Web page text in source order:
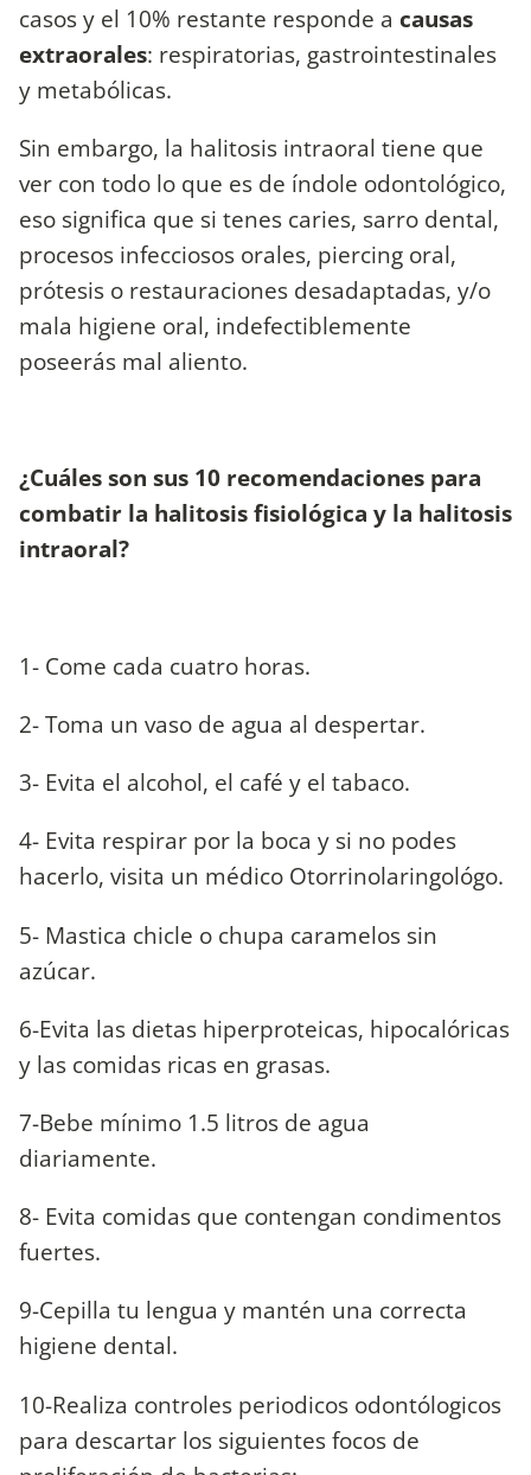
casos y el 10% restante responde a causas
extraorales: respiratorias, gastrointestinales
y metabólicas.
Sin embargo, la halitosis intraoral tiene que
ver con todo lo que es de índole odontológico,
eso significa que si tenes caries, sarro dental,
procesos infecciosos orales, piercing oral,
prótesis o restauraciones desadaptadas, y/o
mala higiene oral, indefectiblemente
poseerás mal aliento.
¿Cuáles son sus 10 recomendaciones para
combatir la halitosis fisiológica y la halitosis
intraoral?
1- Come cada cuatro horas.
2- Toma un vaso de agua al despertar.
3- Evita el alcohol, el café y el tabaco.
4- Evita respirar por la boca y si no podes
hacerlo, visita un médico Otorrinolaringológo.
5- Mastica chicle o chupa caramelos sin
azúcar.
6-Evita las dietas hiperproteicas, hipocalóricas
y las comidas ricas en grasas.
7-Bebe mínimo 1.5 litros de agua
diariamente.
8- Evita comidas que contengan condimentos
fuertes.
9-Cepilla tu lengua y mantén una correcta
higiene dental.
10-Realiza controles periodicos odontólogicos
para descartar los siguientes focos de